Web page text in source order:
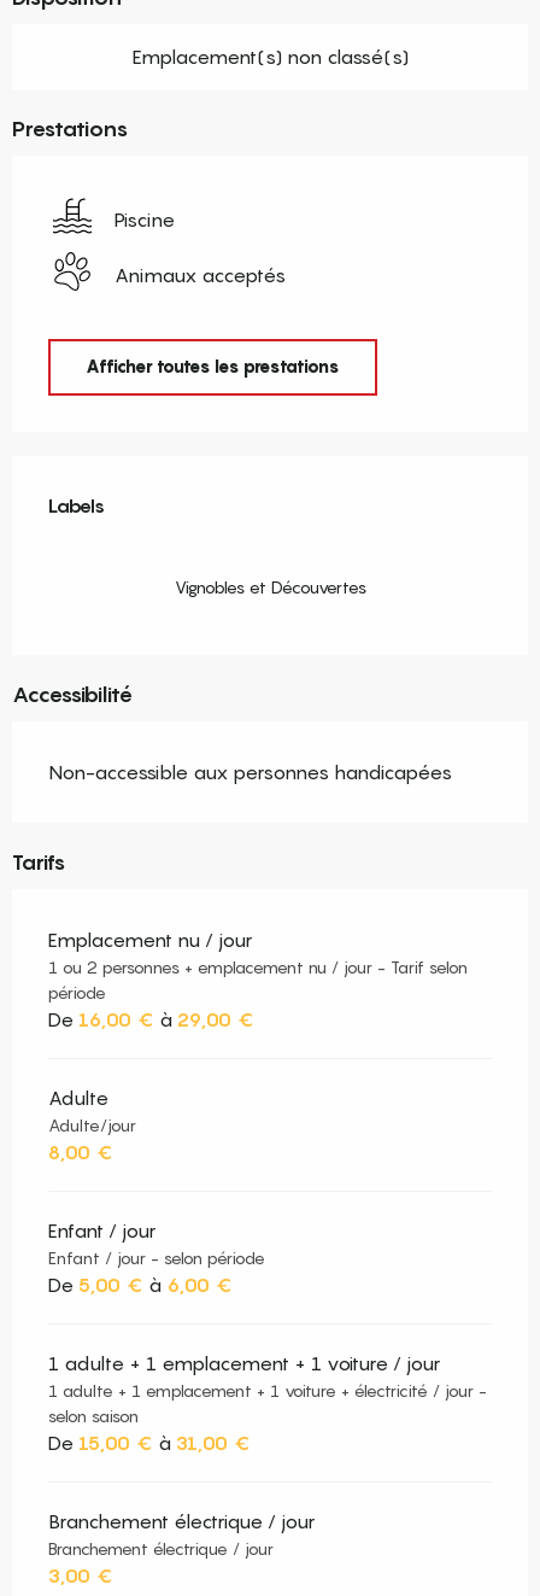
Emplacement(s) non classé(s)
Prestations
Piscine
Animaux acceptés
Afficher toutes les prestations
Labels
Labels
Vignobles et Découvertes
Accessibilité
Non-accessible aux personnes handicapées
Tarifs
Emplacement nu / jour
1 ou 2 personnes + emplacement nu / jour - Tarif selon
période
De 16,00 € à 29,00 €
Adulte
Adulte/jour
8,00 €
Enfant / jour
Enfant / jour - selon période
De 5,00 € à 6,00 €
1 adulte + 1 emplacement + 1 voiture / jour
1 adulte + 1 emplacement + 1 voiture + électricité / jour -
selon saison
De 15,00 € à 31,00 €
Branchement électrique / jour
Branchement électrique / jour
3,00 €